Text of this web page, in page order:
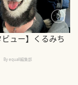
ビュー】くるみち
By equall編集部